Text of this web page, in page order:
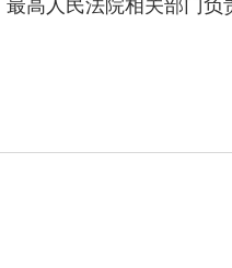
人民法院相关部门负